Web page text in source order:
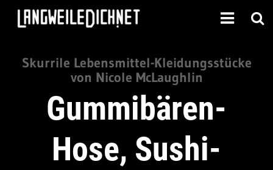
Skurrile Lebensmittel-Kleidungsstücke
von Nicole McLaughlin
Gummibären-
Hose, Sushi-